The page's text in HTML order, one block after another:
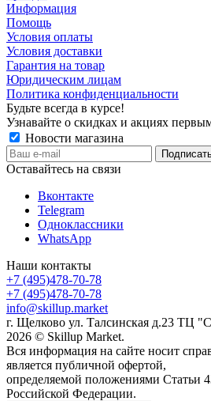
Информация
Помощь
Условия оплаты
Условия доставки
Гарантия на товар
Юридическим лицам
Политика конфиденциальности
Будьте всегда в курсе!
Узнавайте о скидках и акциях
Новости магазина
Оставайтесь на связи
Вконтакте
Telegram
Одноклассники
WhatsApp
Наши контакты
+7 (495)478-70-78
+7 (495)478-70-78
info@skillup.market
г. Щелково ул. Талсинская д.23 ТЦ
2026 © Skillup Market.
Вся информация на сайте носит
является публичной офертой,
определяемой положениями Статьи
Российской Федерации.